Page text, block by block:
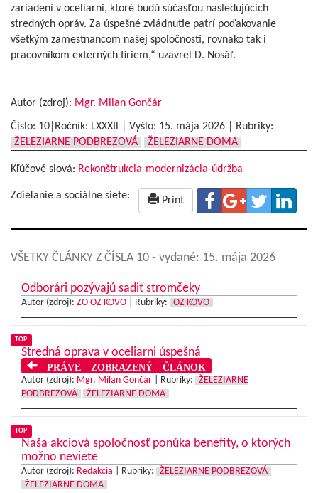
zariadení v oceliarni, ktoré budú súčasťou nasledujúcich
stredných opráv. Za úspešné zvládnutie patrí poďakovanie
všetkým zamestnancom našej spoločnosti, rovnako tak i
pracovníkom externých firiem,“ uzavrel D. Nosáľ.
Autor (zdroj): Mgr. Milan Gončár
Číslo: 10|Ročník: LXXXIl | Vyšlo: 15. mája 2026
Rubriky:
ŽELEZIARNE PODBREZOVÁ
ŽELEZIARNE DOMA
Kľúčové slová: Rekonštrukcia-modernizácia-údržba
Zdieľanie a sociálne siete: Print
VŠETKY ČLÁNKY Z ČÍSLA 10 - vydané: 15. mája 2026
Odborári pozývajú sadiť stromčeky
Autor (zdroj): ZO OZ KOVO Rubriky: OZ KOVO
TOP
Stredná oprava v oceliarni úspešná
PRÁVE ZOBRAZENÝ ČLÁNOK
Autor (zdroj): Mgr. Milan Gončár Rubriky:
ŽELEZIARNE
PODBREZOVÁ
ŽELEZIARNE DOMA
TOP
Naša akciová spoločnosť ponúka benefity, o ktorých
možno neviete
Autor (zdroj): Redakcia Rubriky:
ŽELEZIARNE PODBREZOVÁ
ŽELEZIARNE DOMA